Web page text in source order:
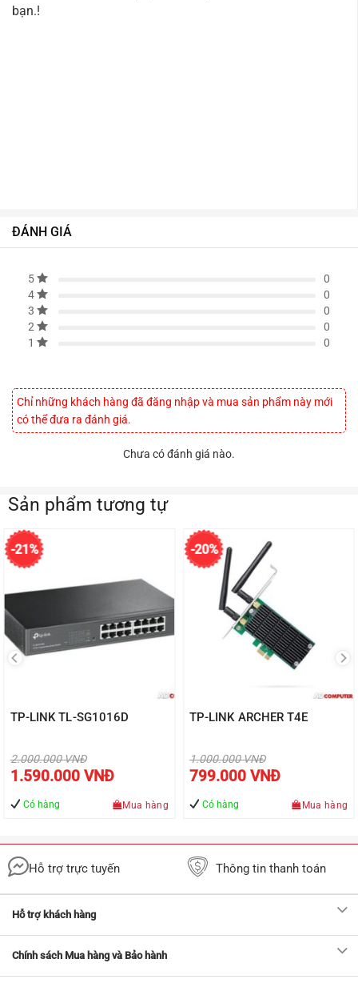
bạn.!
ĐÁNH GIÁ
5
0
4
0
3
0
2
0
1
0
Chỉ những khách hàng đã đăng nhập và mua sản phẩm này mới
có thể đưa ra đánh giá.
Chưa có đánh giá nào.
Sản phẩm tương tự
-21%
TP-LINK TL-SG1016D
2.000.000VNĐ
Giá
gốc
là:
1.590.000 VNĐ
là:
1.590.000 VNĐ.
Có hàng Mua hàng
-20%
TP-LINK ARCHER T4E
1.000.000VNĐ
Giá
gốc
là:
799.000 VNĐ
là:
799.000
Có hàng Mua hàng
Hỗ trợ trực tuyến Thông tin thanh toán
Hỗ trợ khách hàng
Chính sách Mua hàng và Bảo hành